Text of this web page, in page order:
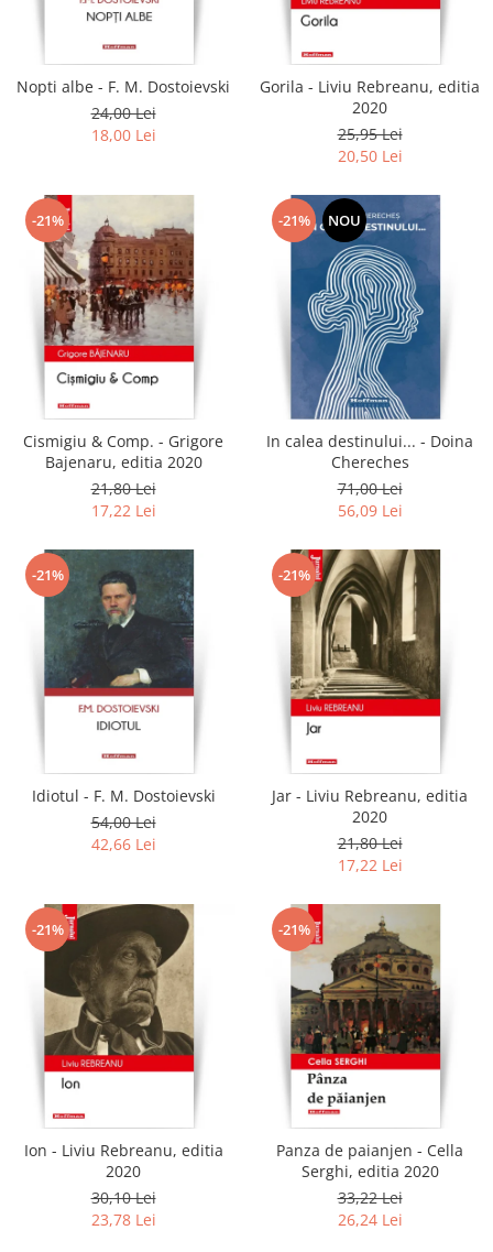
Literatura
Contemporana
Universala
Non-fictiune
Calatorii
Memorii
Publicistica / Reportaje / Interviuri
Stiinte umaniste
Istorie
Sociologie si filozofie
Nopti albe - F. M. Dostoievski
24,00 Lei
18,00 Lei
Gorila - Liviu Rebreanu, editia
2020
25,95 Lei
20,50 Lei
-21%
Cismigiu & Comp. - Grigore
Bajenaru, editia 2020
21,80 Lei
17,22 Lei
-21% NOU
In calea destinului... - Doina
Chereches
71,00 Lei
56,09 Lei
-21%
Idiotul - F. M. Dostoievski
54,00 Lei
42,66 Lei
-21%
Jar - Liviu Rebreanu, editia
2020
21,80 Lei
17,22 Lei
-21%
Ion - Liviu Rebreanu, editia
2020
30,10 Lei
23,78 Lei
-21%
Panza de paianjen - Cella
Serghi, editia 2020
33,22 Lei
26,24 Lei